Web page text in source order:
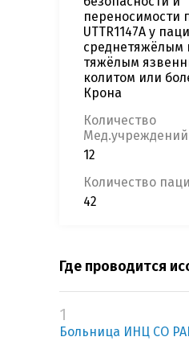
переносимости
UTTR1147A у
среднетяжёлым
тяжёлым
колитом или
Крона
Количество
Мед.учреждений
12
Количество
42
Где проводится
1
Больница ИНЦ СО